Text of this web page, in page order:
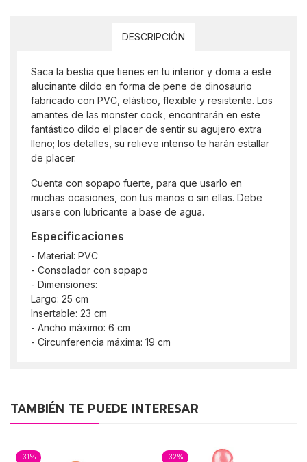
DESCRIPCIÓN
Saca la bestia que tienes en tu interior y doma a este
alucinante dildo en forma de pene de dinosaurio
fabricado con PVC, elástico, flexible y resistente. Los
amantes de las monster cock, encontrarán en este
fantástico dildo el placer de sentir su agujero extra
lleno; los detalles, su relieve intenso te harán estallar
de placer.
Cuenta con sopapo fuerte, para que usarlo en
muchas ocasiones, con tus manos o sin ellas. Debe
usarse con lubricante a base de agua.
Especificaciones
- Material: PVC
- Consolador con sopapo
- Dimensiones:
Largo: 25 cm
Insertable: 23 cm
- Ancho máximo: 6 cm
- Circunferencia máxima: 19 cm
TAMBIÉN TE PUEDE INTERESAR
-31% -32%